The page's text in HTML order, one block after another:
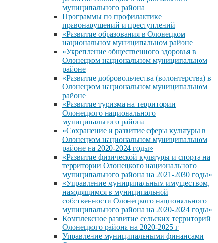
муниципального района
Программы по профилактике
правонарушений и преступлений
«Развитие образования в Олонецком
национальном муниципальном районе
«Укрепление общественного здоровья в
Олонецком национальном муниципальном
районе
«Развитие добровольчества (волонтерства) в
Олонецком национальном муниципальном
районе
«Развитие туризма на территории
Олонецкого национального
муниципального района
«Сохранение и развитие сферы культуры в
Олонецком национальном муниципальном
районе на 2020-2024 годы»
«Развитие физической культуры и спорта на
территории Олонецкого национального
муниципального района на 2021-2030 годы»
«Управление муниципальным имуществом,
находящимся в муниципальной
собственности Олонецкого национального
муниципального района на 2020-2024 годы»
Комплексное развитие сельских территорий
Олонецкого района на 2020-2025 г
Управление муниципальными финансами